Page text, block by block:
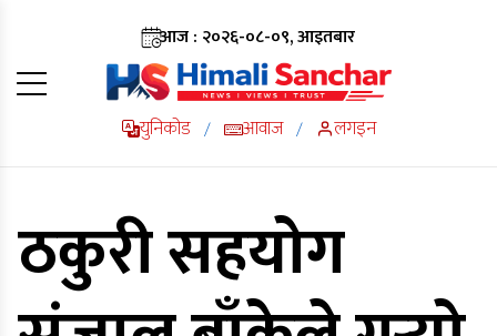
आज : २०२६-०८-०९, आइतबार
युनिकोड / आवाज / लगइन
ठकुरी सहयोग